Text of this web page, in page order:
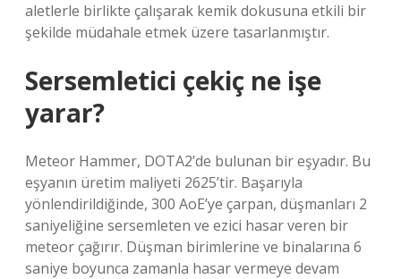
aletlerle birlikte çalışarak kemik dokusuna etkili bir
şekilde müdahale etmek üzere tasarlanmıştır.
Sersemletici çekiç ne işe
yarar?
Meteor Hammer, DOTA2’de bulunan bir eşyadır. Bu
eşyanın üretim maliyeti 2625’tir. Başarıyla
yönlendirildiğinde, 300 AoE’ye çarpan, düşmanları 2
saniyeliğine sersemleten ve ezici hasar veren bir
meteor çağırır. Düşman birimlerine ve binalarına 6
saniye boyunca zamanla hasar vermeye devam